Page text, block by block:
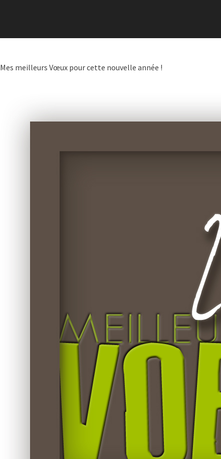
Mes meilleurs Vœux pour cette nouvelle année !